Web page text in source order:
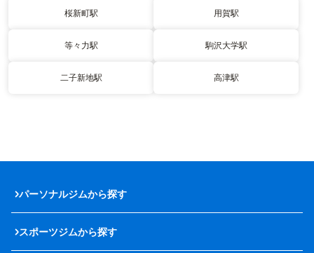
桜新町駅 用賀駅
等々力駅 駒沢大学駅
二子新地駅 高津駅
パーソナルジムから探す
スポーツジムから探す